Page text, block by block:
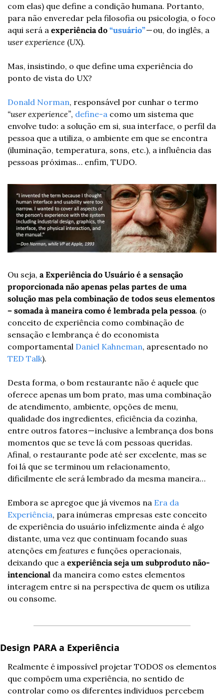
com elas) que define a condição humana. Portanto,
para não enveredar pela filosofia ou psicologia, o foco
aqui será a experiência do “usuário”
user experience (UX).
Mas, insistindo, o que define uma experiência do
ponto de vista do UX?
Donald Norman
“user experience”, define-a como um sistema que
envolve tudo: a solução em si, sua interface, o perfil da
pessoa que a utiliza, o ambiente em que se encontra
(iluminação, temperatura, sons, etc.), a influência das
pessoas próximas… enfim, TUDO.
Ou seja, a Experiência do Usuário é a sensação
proporcionada não apenas pelas partes de uma
solução mas pela combinação de todos seus elementos
– somada à maneira como é lembrada pela pessoa. (o
conceito de experiência como combinação de
sensação e lembrança é do economista
comportamental Daniel Kahneman
TED Talk).
Desta forma, o bom restaurante não é aquele que
oferece apenas um bom prato, mas uma combinação
de atendimento, ambiente, opções de menu,
qualidade dos ingredientes, eficiência da cozinha,
entre outros fatores — inclusive a lembrança dos bons
momentos que se teve lá com pessoas queridas.
Afinal, o restaurante pode até ser excelente, mas se
foi lá que se terminou um relacionamento,
dificilmente ele será lembrado da mesma maneira…
Embora se apregoe que já vivemos na Era da
Experiência, para inúmeras empresas este conceito
de experiência do usuário infelizmente ainda é algo
distante, uma vez que continuam focando suas
atenções em features e funções operacionais,
deixando que a experiência seja um subproduto não-
intencional da maneira como estes elementos
interagem entre si na perspectiva de quem os utiliza
ou consome.
Design PARA a Experiência
Realmente é impossível projetar TODOS os elementos
que compõem uma experiência, no sentido de
controlar como os diferentes indivíduos percebem